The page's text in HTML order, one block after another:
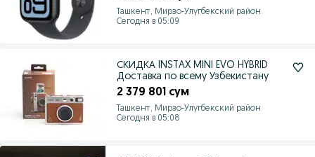
Ташкент, Мирзо-Улугбекский район
Сегодня в 05:09
СКИДКА INSTAX MINI EVO HYBRID
Доставка по всему Узбекистану
2 379 801 сум
Ташкент, Мирзо-Улугбекский район
Сегодня в 05:08